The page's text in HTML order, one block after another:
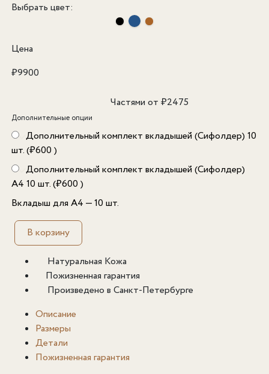
Выбрать цвет:
Цена
₽9900
Частями от ₽2475
Дополнительные опции
Дополнительный комплект вкладышей (Сифолдер) 10
шт. (₽600 )
Дополнительный комплект вкладышей (Сифолдер)
А4 10 шт. (₽600 )
Вкладыш для А4 — 10 шт.
В корзину
Натуральная Кожа
Пожизненная гарантия
Произведено в Санкт-Петербурге
Описание
Размеры
Детали
Пожизненная гарантия